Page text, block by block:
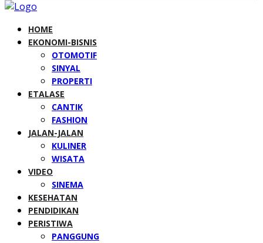
HOME
EKONOMI-BISNIS
OTOMOTIF
SINYAL
PROPERTI
ETALASE
CANTIK
FASHION
JALAN-JALAN
KULINER
WISATA
VIDEO
SINEMA
KESEHATAN
PENDIDIKAN
PERISTIWA
PANGGUNG